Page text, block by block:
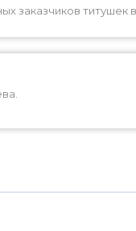
заказчиков титушек